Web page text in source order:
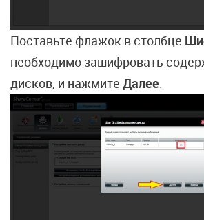
Поставьте флажок в столбце
необходимо зашифровать
дисков, и нажмите Далее.